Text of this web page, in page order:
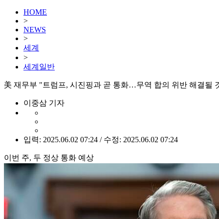
HOME
>
NEWS
>
세계
>
세계일반
美 재무부 "트럼프, 시진핑과 곧 통화…무역 합의 위반 해결될
이중삼 기자
입력: 2025.06.02 07:24 / 수정: 2025.06.02 07:24
이번 주, 두 정상 통화 예상